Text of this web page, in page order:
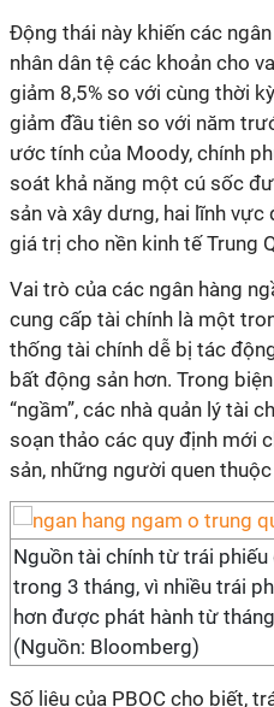
Động thái này khiến các
nhân dân tệ các khoản cho
giảm 8,5% so với cùng thời
giảm đầu tiên so với năm
ước tính của Moody, chính
soát khả năng một cú sốc
sản và xây dưng, hai lĩnh
giá trị cho nền kinh tế Trung
Vai trò của các ngân hàng
cung cấp tài chính là một
thống tài chính dễ bị tác
bất động sản hơn. Trong
“ngầm”, các nhà quản lý tài
soạn thảo các quy định mới
sản, những người quen
Nguồn tài chính từ trái
trong 3 tháng, vì nhiều trái
hơn được phát hành từ
(Nguồn: Bloomberg)
Số liệu của PBOC cho biết,